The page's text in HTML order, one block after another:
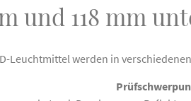
und 118 mm
Leuchtmittel werden in